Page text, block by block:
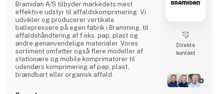
Bramidan A/S tilbyder markedets mest
effektive udstyr til affaldskomprimering. Vi
udvikler og producerer vertikale
ballepressere på egen fabrik i Bramming, til
affaldshåndtering af f.eks. pap, plast og
andre genanvendelige materialer. Vores
sortiment omfatter også flere modeller af
stationære og mobile komprimatorer til
udendørs komprimering af pap, plast,
brændbart eller organisk affald.
Direkte
kontakt